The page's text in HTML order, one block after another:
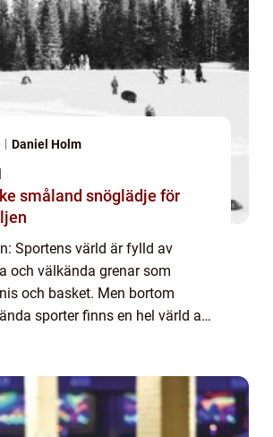
Daniel Holm
snöglädje för
Sportens värld är fylld av
och välkända grenar som
och basket. Men bortom
sporter finns en hel värld av